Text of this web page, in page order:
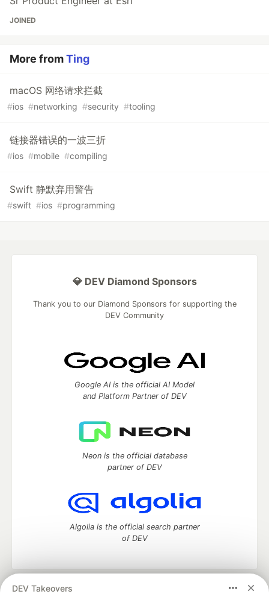
JOINED
More fromTing
macOS 网络请求拦截
#ios #networking #security #tooling
链接器错误的一波三折
#ios #mobile #compiling
Swift 静默弃用警告
#swift #ios #programming
DEV Takeovers
💎 DEV Diamond Sponsors
Thank you to our Diamond Sponsors for supporting the
DEV Community
Google AI is the official AI Model
and Platform Partner of DEV
Neon is the official database
partner of DEV
Algolia is the official search partner
of DEV
DEV Community